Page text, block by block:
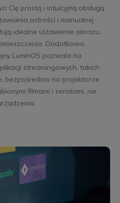
Cię prostą i intuicyjną obsługą.
ostrości i manualnej
idealne ustawienie obrazu,
Dodatkowo,
LuminOS pozwala na
streamingowych, takich
bezpośrednio na projektorze.
filmami i serialami, nie